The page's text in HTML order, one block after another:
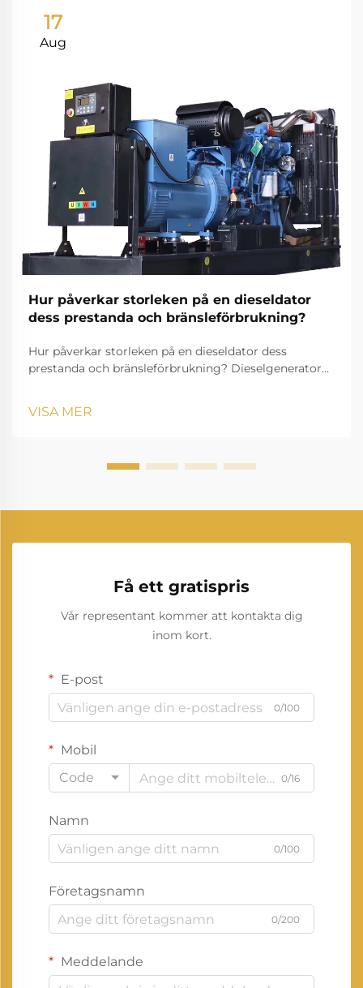
17
Aug
Hur påverkar storleken på en dieseldator
dess prestanda och bränsleförbrukning?
Hur påverkar storleken på en dieseldator dess
prestanda och bränsleförbrukning? Dieselgeneratorn
utanför nätet. Den ger backupström...
VISA MER
Få ett gratispris
Vår representant kommer att kontakta dig
inom kort.
E-post
0/100
Mobil
Code
0/16
Namn
0/100
Företagsnamn
0/200
Meddelande